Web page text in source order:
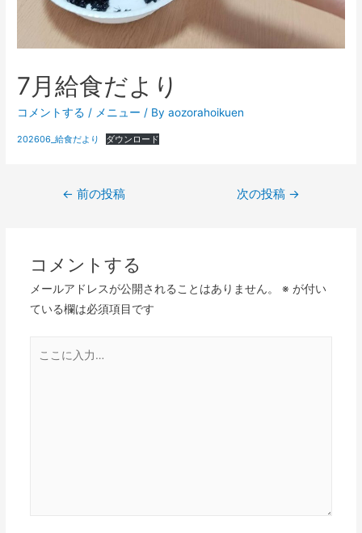
7月給食だより
コメントする / メニュー / Byaozorahoikuen
202606_給食だより ダウンロード
← 前の投稿 次の投稿 →
コメントする
メールアドレスが公開されることはありません。 ※ が付い
ている欄は必須項目です